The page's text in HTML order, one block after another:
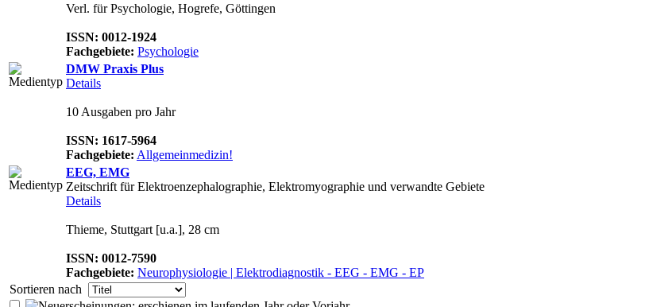
Verl. für Psychologie, Hogrefe, Göttingen
ISSN: 0012-1924
Fachgebiete: Psychologie
DMW Praxis Plus
Details
10 Ausgaben pro Jahr
ISSN: 1617-5964
Fachgebiete: Allgemeinmedizin!
EEG, EMG
Zeitschrift für Elektroenzephalographie, Elektromyographie und verwandte Gebiete
Details
Thieme, Stuttgart [u.a.], 28 cm
ISSN: 0012-7590
Fachgebiete: Neurophysiologie | Elektrodiagnostik - EEG - EMG - EP
Sortieren nach